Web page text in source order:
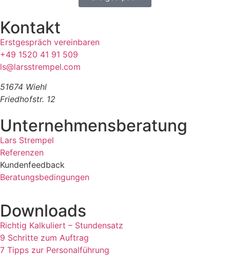
Kontakt
Erstgespräch vereinbaren
+49 1520 41 91 509
ls@larsstrempel.com
51674 Wiehl
Friedhofstr. 12
Unternehmensberatung
Lars Strempel
Referenzen
Kundenfeedback
Beratungsbedingungen
Downloads
Richtig Kalkuliert – Stundensatz
9 Schritte zum Auftrag
7 Tipps zur Personalführung